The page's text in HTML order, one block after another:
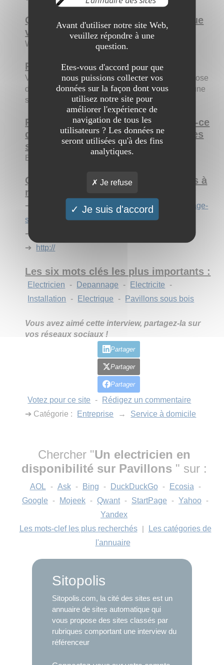
Qui êtes-vous par rapport au site que
vous allez nous présenter ?
Webmaster
Présentez le site aux internautes :
Votre électricien sur Pavillons sous Bois se propose
d'intervenir chez vous rapidement et d'apporter une
solution à votre problème.
Pourquoi est-il intéressant ? Qu'est-ce
qui pourrait le différencier des autres
sites ?
Blog
Quels sont les trois principaux liens à
retenir de votre site ?
➔
http://pavillons-sous-bois.electricien-depannage-
service.com/
➔
➔
http://
Les six mots clés les plus importants :
Electricien - Depannage - Electricite
-
Installation - Electrique - Pavillons sous bois
Vous avez aimé cette interview, partagez-la sur
vos réseaux sociaux !
Partager
Partager
Partager
Votez pour ce site -
Rédigez un commentaire
➔ Catégorie :
Entreprise → Service à domicile
Chercher "Un electricien en
disponibilité sur Pavillons " sur :
AOL - Ask - Bing - DuckDuckGo - Ecosia -
Google - Mojeek - Qwant - StartPage - Yahoo -
Yandex
Les mots-clef les plus recherchés
|
Les catégories de
l'annuaire
Sitopolis
Sitopolis.com, la cité des sites est un
annuaire de sites automatique qui
vous propose des sites classés par
rubriques comportant une interview du
référenceur
Avant d'utiliser notre site Web,
veuillez répondre à une
question.
Etes-vous d'accord pour que
nous puissions collecter vos
données sur la façon dont vous
utilisez notre site pour
améliorer l'expérience de
navigation de tous les
utilisateurs ? Les données ne
seront utilisées qu'à des fins
analytiques.
Je refuse
Je suis d'accord